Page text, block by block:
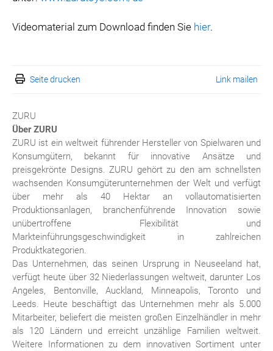
Videomaterial zum Download finden Sie hier.
Seite drucken Link mailen
ZURU
Über ZURU
ZURU ist ein weltweit führender Hersteller von Spielwaren und
Konsumgütern, bekannt für innovative Ansätze und
preisgekrönte Designs. ZURU gehört zu den am schnellsten
wachsenden Konsumgüterunternehmen der Welt und verfügt
über mehr als 40 Hektar an vollautomatisierten
Produktionsanlagen, branchenführende Innovation sowie
unübertroffene Flexibilität und
Markteinführungsgeschwindigkeit in zahlreichen
Produktkategorien.
Das Unternehmen, das seinen Ursprung in Neuseeland hat,
verfügt heute über 32 Niederlassungen weltweit, darunter Los
Angeles, Bentonville, Auckland, Minneapolis, Toronto und
Leeds. Heute beschäftigt das Unternehmen mehr als 5.000
Mitarbeiter, beliefert die meisten großen Einzelhändler in mehr
als 120 Ländern und erreicht unzählige Familien weltweit.
Weitere Informationen zu dem innovativen Sortiment unter